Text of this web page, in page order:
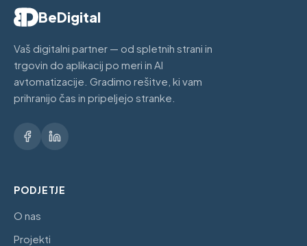
BeDigital
Vaš digitalni partner — od spletnih strani in
trgovin do aplikacij po meri in AI
avtomatizacije. Gradimo rešitve, ki vam
prihranijo čas in pripeljejo stranke.
PODJETJE
O nas
Projekti